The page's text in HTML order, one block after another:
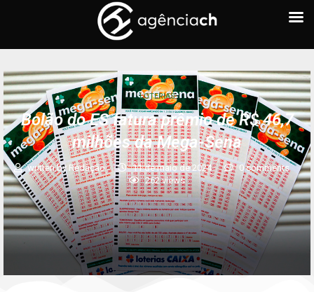
LOTERIAS
Bolão do ES fatura prêmio de R$ 46,7
milhões da Mega-Sena
written by Redação 11 de maio de 2024
0 comments
262views